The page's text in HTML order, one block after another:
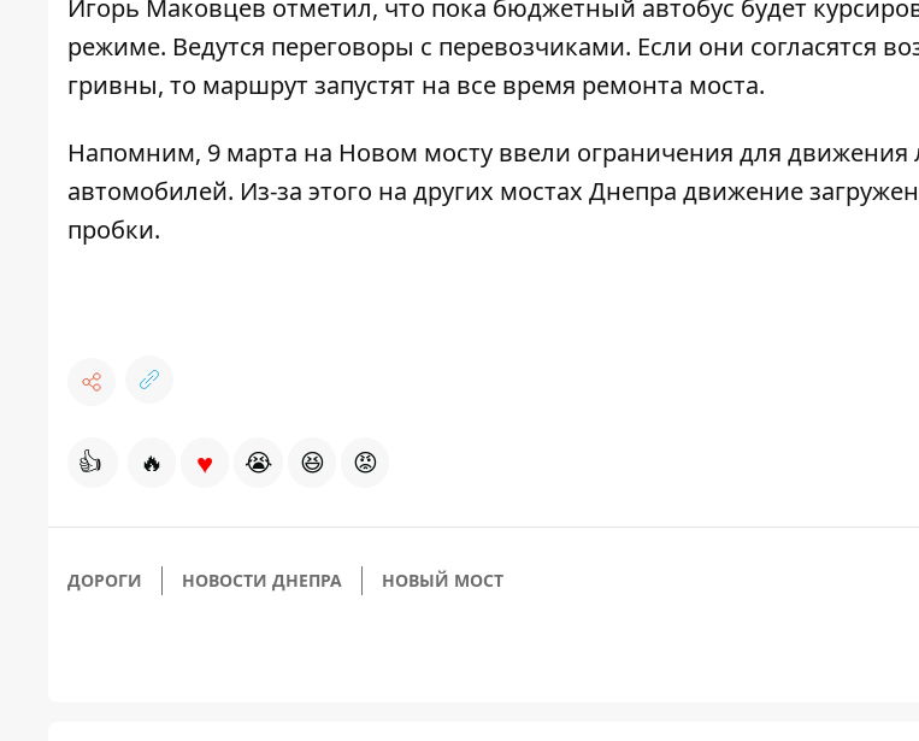
Игорь Маковцев отметил, что пока бюджетный автобус будет
режиме. Ведутся переговоры с перевозчиками. Если они согласятся
гривны, то маршрут запустят на все время ремонта моста.
Напомним, 9 марта на Новом мосту ввели ограничения для движения
автомобилей. Из-за этого на других мостах Днепра движение
пробки.
👍 🔥 ♥ 😭 😆 😡
ДОРОГИ НОВОСТИ ДНЕПРА НОВЫЙ МОСТ